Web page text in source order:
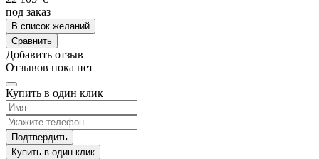
под заказ
В список желаний
Сравнить
Добавить отзыв
Отзывов пока нет
Купить в один клик
Подтвердить
Купить в один клик